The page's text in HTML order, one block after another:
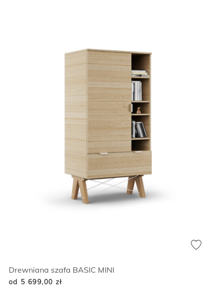
Drewniana szafa BASIC MINI
od 5 699,00 zł